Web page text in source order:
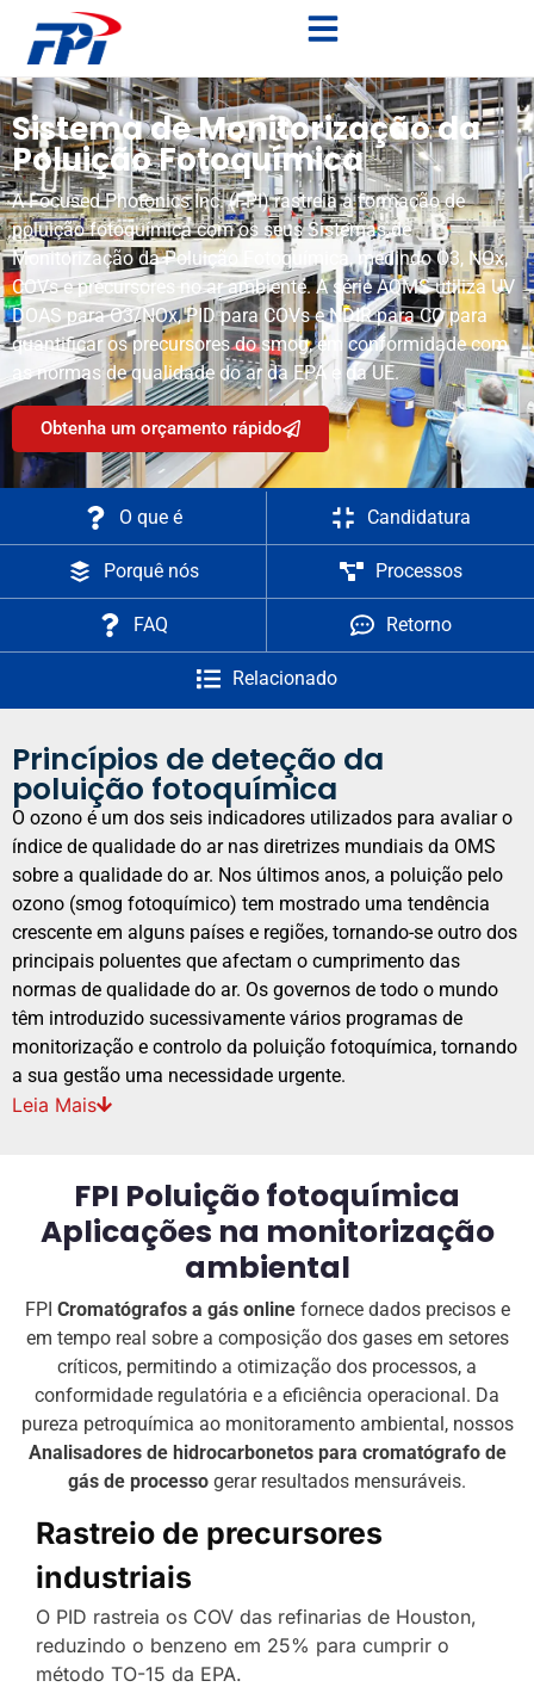
Sistema de Monitorização da
Poluição Fotoquímica
A Focused Photonics Inc. (FPI) rastreia a formação de
poluição fotoquímica com os seus Sistemas de
Monitorização da Poluição Fotoquímica, medindo O3, NOx,
COVs e precursores no ar ambiente. A série AQMS utiliza UV
DOAS para O3/NOx, PID para COVs e NDIR para CO para
quantificar os precursores do smog, em conformidade com
as normas de qualidade do ar da EPA e da UE.
Obtenha um orçamento rápido
O que é Candidatura
Porquê nós Processos
FAQ Retorno
Relacionado
Princípios de deteção da
poluição fotoquímica
O ozono é um dos seis indicadores utilizados para avaliar o
índice de qualidade do ar nas diretrizes mundiais da OMS
sobre a qualidade do ar. Nos últimos anos, a poluição pelo
ozono (smog fotoquímico) tem mostrado uma tendência
crescente em alguns países e regiões, tornando-se outro dos
principais poluentes que afectam o cumprimento das
normas de qualidade do ar. Os governos de todo o mundo
têm introduzido sucessivamente vários programas de
monitorização e controlo da poluição fotoquímica, tornando
a sua gestão uma necessidade urgente.
Leia Mais
FPI Poluição fotoquímica
Aplicações na monitorização
ambiental
FPI Cromatógrafos a gás onlinefornece dados precisos e
em tempo real sobre a composição dos gases em setores
críticos, permitindo a otimização dos processos, a
conformidade regulatória e a eficiência operacional. Da
pureza petroquímica ao monitoramento ambiental, nossos
Analisadores de hidrocarbonetos para cromatógrafo de
gás de processo gerar resultados mensuráveis.
Rastreio de precursores
industriais
O PID rastreia os COV das refinarias de Houston,
reduzindo o benzeno em 25% para cumprir o
método TO-15 da EPA.